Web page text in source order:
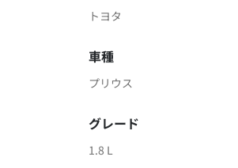
トヨタ
車種
プリウス
グレード
1.8 L